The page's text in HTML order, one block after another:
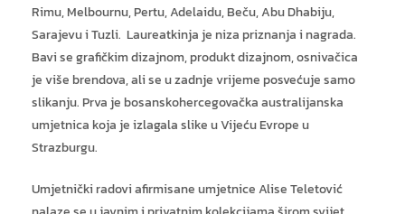
Rimu, Melbournu, Pertu, Adelaidu, Beču, Abu Dhabiju,
Sarajevu i Tuzli. Laureatkinja je niza priznanja i nagrada.
Bavi se grafičkim dizajnom, produkt dizajnom, osnivačica
je više brendova, ali se u zadnje vrijeme posvećuje samo
slikanju. Prva je bosanskohercegovačka australijanska
umjetnica koja je izlagala slike u Vijeću Evrope u
Strazburgu.
Umjetnički radovi afirmisane umjetnice Alise Teletović